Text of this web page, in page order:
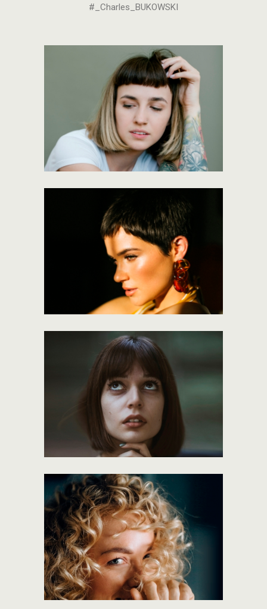
#_Charles_BUKOWSKI
Face Out
101gallery
Holly Short
101gallery
Earthy brown
Smiling Babylights